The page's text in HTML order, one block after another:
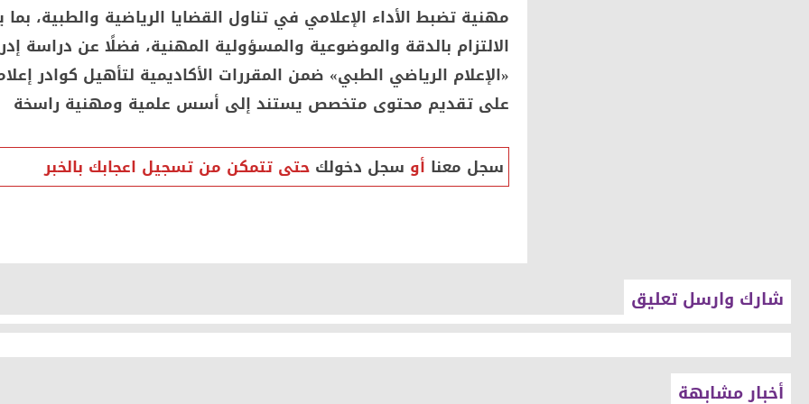
مهنية تضبط الأداء الإعلامي في تناول القضايا الرياضية والطبية،
الالتزام بالدقة والموضوعية والمسؤولية المهنية، فضلًا عن دراسة
«الإعلام الرياضي الطبي» ضمن المقررات الأكاديمية لتأهيل كوادر
على تقديم محتوى متخصص يستند إلى أسس علمية ومهنية راسخة
سجل معنا أو سجل دخولك حتى تتمكن من تسجيل اعجابك بالخبر
شارك وارسل تعليق
أخبار مشابهة